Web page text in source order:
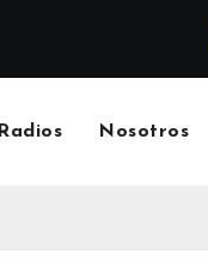
Radios Nosotros